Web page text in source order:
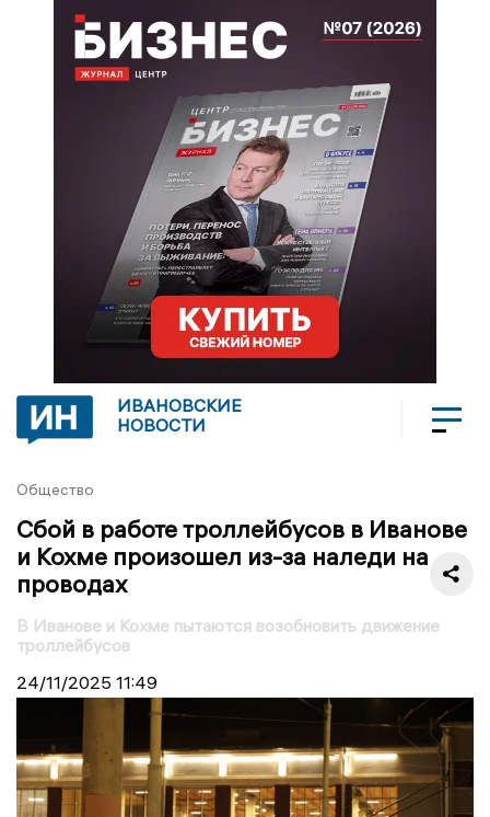
ИВАНОВСКИЕ
НОВОСТИ
Общество
Сбой в работе троллейбусов в Иванове
и Кохме произошел из-за наледи на
проводах
В Иванове и Кохме пытаются возобновить движение
троллейбусов
24/11/2025 11:49